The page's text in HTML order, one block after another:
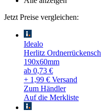
Jetzt Preise vergleichen:
Idealo
Herlitz
190x60mm
ab 0,73 €
+ 1,99 € Versand
Zum Händler
Auf die Merkliste